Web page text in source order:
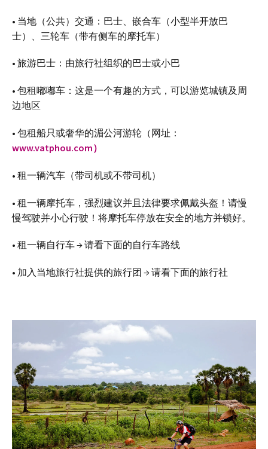
• 当地（公共）交通：巴士、嵌合车（小型半开放巴
士）、三轮车（带有侧车的摩托车）
• 旅游巴士：由旅行社组织的巴士或小巴
• 包租嘟嘟车：这是一个有趣的方式，可以游览城镇及周
边地区
• 包租船只或奢华的湄公河游轮（网址：
www.vatphou.com）
• 租一辆汽车（带司机或不带司机）
• 租一辆摩托车，强烈建议并且法律要求佩戴头盔！请慢
慢驾驶并小心行驶！将摩托车停放在安全的地方并锁好。
• 租一辆自行车 → 请看下面的自行车路线
• 加入当地旅行社提供的旅行团 → 请看下面的旅行社